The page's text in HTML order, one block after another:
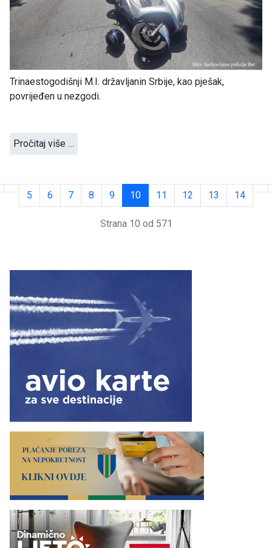
Trinaestogodišnji M.I. državljanin Srbije, kao pješak,
povrijeđen u nezgodi.
Pročitaj više …
5 6 7 8 9 10 11 12 13 14
Strana 10 od 571